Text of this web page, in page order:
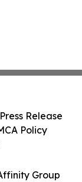
Group
Release
Policy